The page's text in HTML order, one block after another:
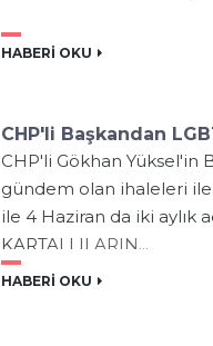
HABERİ OKU
CHP'li Başkandan
CHP'li Gökhan Yüksel'in
gündem olan ihaleleri
ile 4 Haziran da iki aylık
KARTALLILARIN...
HABERİ OKU